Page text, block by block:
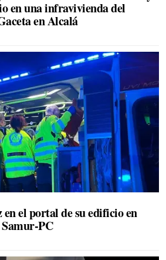
en una infravivienda del
en Alcalá
el portal de su edificio en
PC